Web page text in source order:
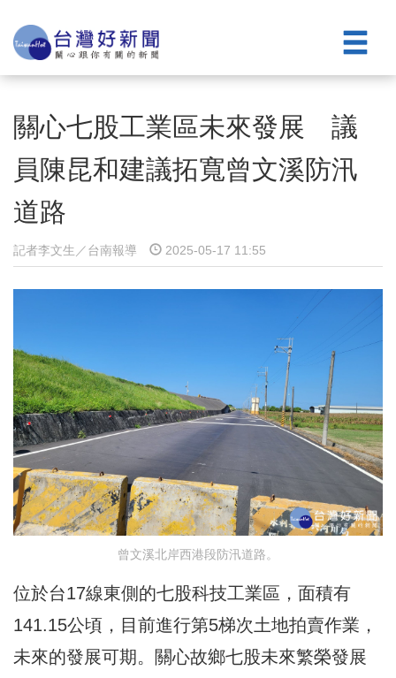
關心七股工業區未來發展 議
員陳昆和建議拓寬曾文溪防汛
道路
記者李文生／台南報導 2025-05-17 11:55
曾文溪北岸西港段防汛道路。
位於台17線東側的七股科技工業區，面積有
141.15公頃，目前進行第5梯次土地拍賣作業，
未來的發展可期。關心故鄉七股未來繁榮發展